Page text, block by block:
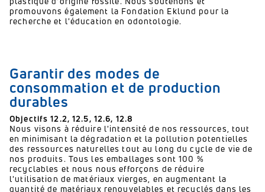
promouvons également la Fondation Eklund pour la
recherche et l'éducation en odontologie.
Garantir des modes de
consommation et de production
durables
Objectifs 12.2, 12.5, 12.6, 12.8
Nous visons à réduire l'intensité de nos ressources, tout
en minimisant la dégradation et la pollution potentielles
des ressources naturelles tout au long du cycle de vie de
nos produits. Tous les emballages sont 100 %
recyclables et nous nous efforçons de réduire
l'utilisation de matériaux vierges, en augmentant la
quantité de matériaux renouvelables et recyclés dans les